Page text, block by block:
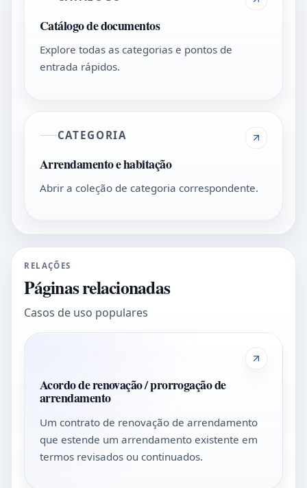
Catálogo de documentos
Explore todas as categorias e pontos de
entrada rápidos.
CATEGORIA
Arrendamento e habitação
Abrir a coleção de categoria correspondente.
RELAÇÕES
Páginas relacionadas
Casos de uso populares
Acordo de renovação / prorrogação de
arrendamento
Um contrato de renovação de arrendamento
que estende um arrendamento existente em
termos revisados ou continuados.